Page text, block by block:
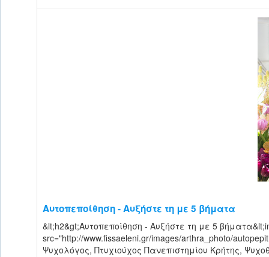
Αυτοπεποίθηση - Αυξήστε τη με 5 βήματα
&lt;h2&gt;Αυτοπεποίθηση - Αυξήστε τη με 5
src="http://www.fissaeleni.gr/images/arthra_photo/
Ψυχολόγος, Πτυχιούχος Πανεπιστημίου Κρήτης,